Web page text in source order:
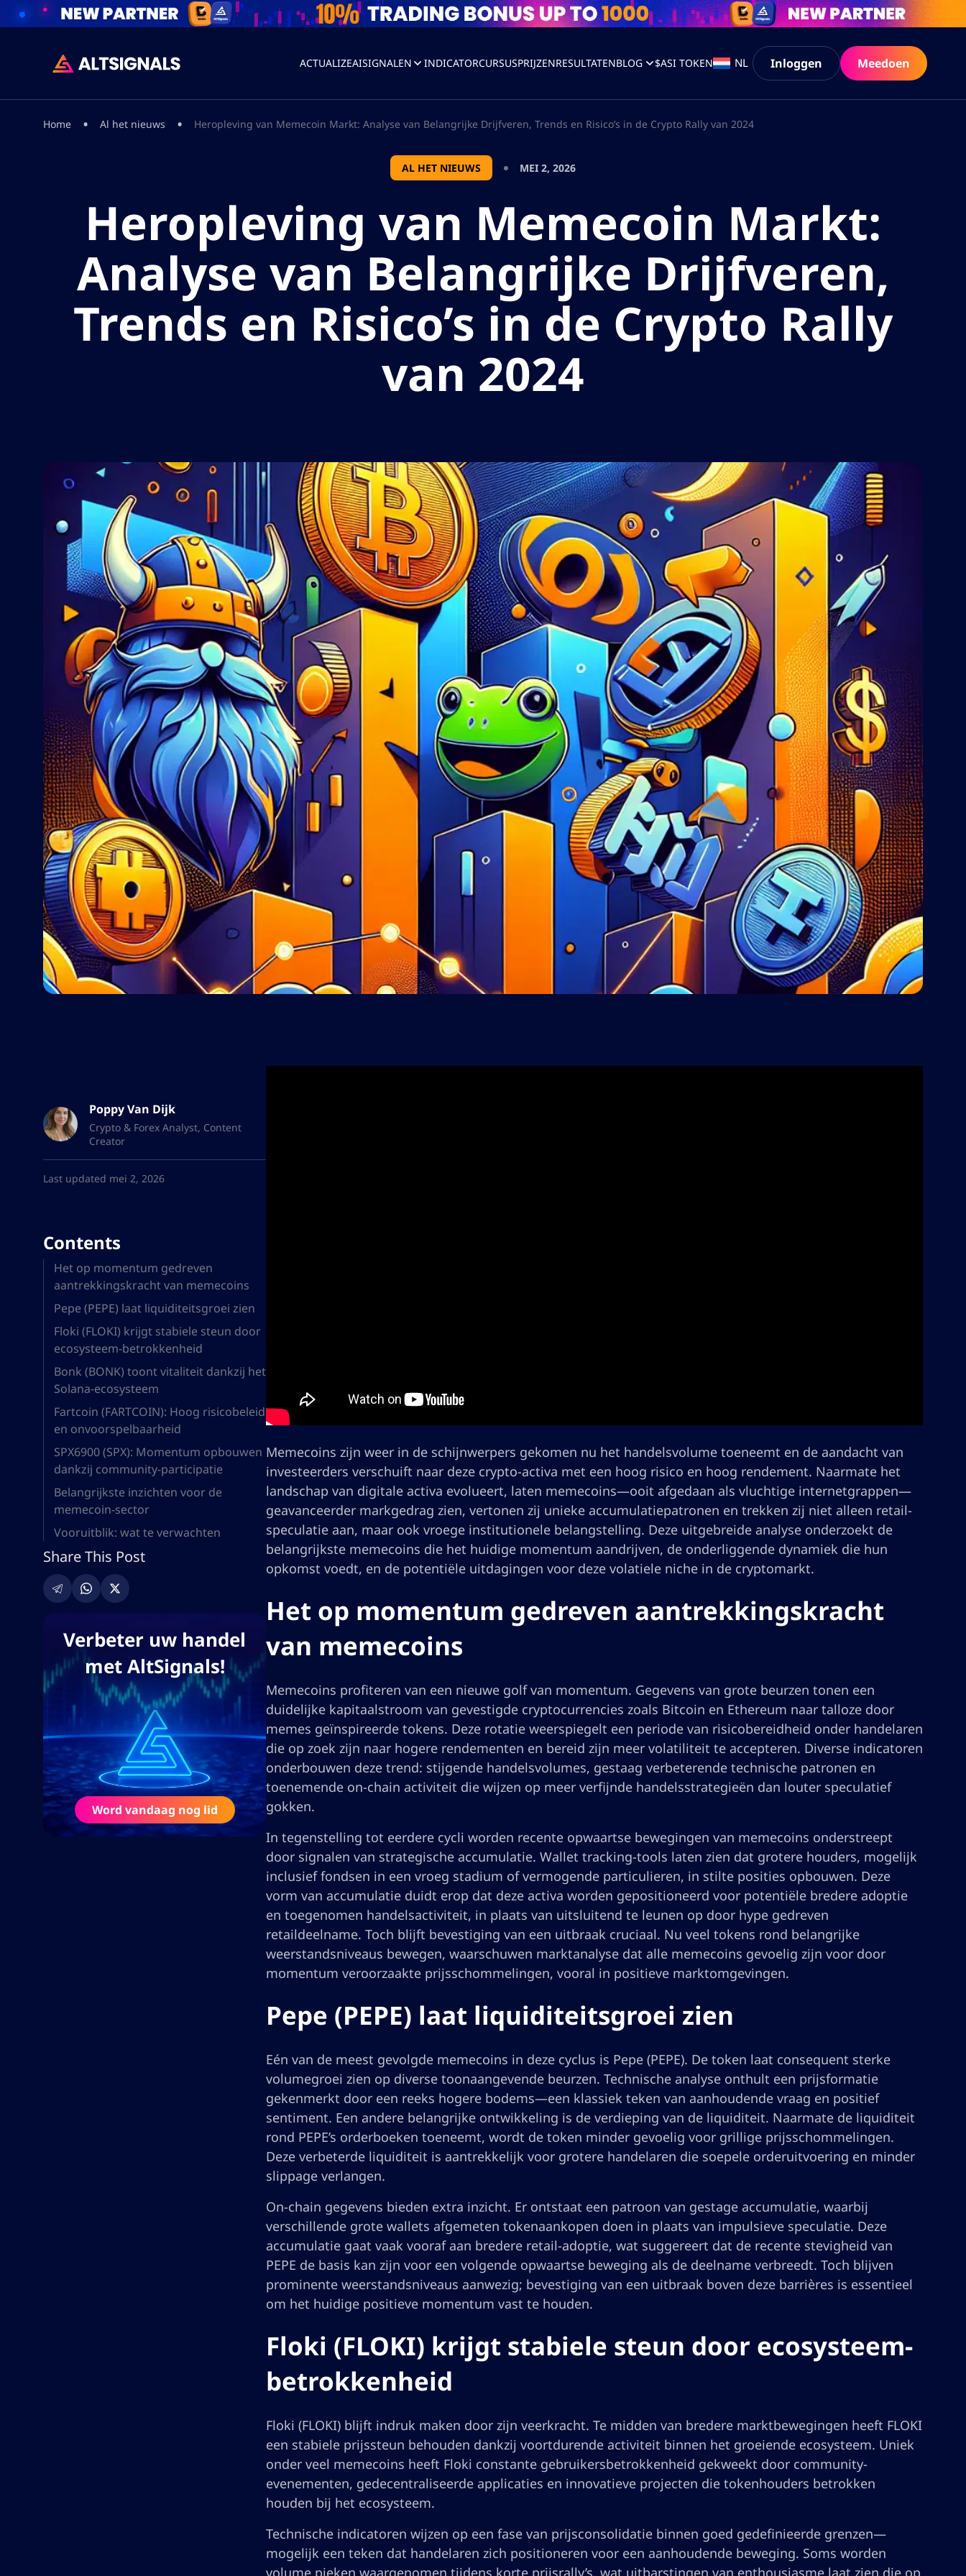
ACTUALIZEAISIGNALEN INDICATORCURSUSPRIJZENRESULTATENBLOG $ASI TOKEN NL Inloggen Meedoen
Home • Al het nieuws • Heropleving van Memecoin Markt: Analyse van Belangrijke Drijfveren, Trends en Risico’s in de Crypto Rally van 2024
AL HET NIEUWS MEI 2, 2026
Heropleving van Memecoin Markt:
Analyse van Belangrijke Drijfveren,
Trends en Risico’s in de Crypto Rally
van 2024
Poppy Van Dijk
Crypto & Forex Analyst, Content
Creator
Last updated mei 2, 2026
Contents
Het op momentum gedreven
aantrekkingskracht van memecoins
Pepe (PEPE) laat liquiditeitsgroei zien
Floki (FLOKI) krijgt stabiele steun door
ecosysteem-betrokkenheid
Bonk (BONK) toont vitaliteit dankzij het
Solana-ecosysteem
Fartcoin (FARTCOIN): Hoog risicobeleid
en onvoorspelbaarheid
SPX6900 (SPX): Momentum opbouwen
dankzij community-participatie
Belangrijkste inzichten voor de
memecoin-sector
Vooruitblik: wat te verwachten
Share This Post
Verbeter uw handel
met AltSignals!
Word vandaag nog lid
Memecoins zijn weer in de schijnwerpers gekomen nu het handelsvolume toeneemt en de aandacht van
investeerders verschuift naar deze crypto-activa met een hoog risico en hoog rendement. Naarmate het
landschap van digitale activa evolueert, laten memecoins—ooit afgedaan als vluchtige internetgrappen—
geavanceerder markgedrag zien, vertonen zij unieke accumulatiepatronen en trekken zij niet alleen retail-
speculatie aan, maar ook vroege institutionele belangstelling. Deze uitgebreide analyse onderzoekt de
belangrijkste memecoins die het huidige momentum aandrijven, de onderliggende dynamiek die hun
opkomst voedt, en de potentiële uitdagingen voor deze volatiele niche in de cryptomarkt.
Het op momentum gedreven aantrekkingskracht
van memecoins
Memecoins profiteren van een nieuwe golf van momentum. Gegevens van grote beurzen tonen een
duidelijke kapitaalstroom van gevestigde cryptocurrencies zoals Bitcoin en Ethereum naar talloze door
memes geïnspireerde tokens. Deze rotatie weerspiegelt een periode van risicobereidheid onder handelaren
die op zoek zijn naar hogere rendementen en bereid zijn meer volatiliteit te accepteren. Diverse indicatoren
onderbouwen deze trend: stijgende handelsvolumes, gestaag verbeterende technische patronen en
toenemende on-chain activiteit die wijzen op meer verfijnde handelsstrategieën dan louter speculatief
gokken.
In tegenstelling tot eerdere cycli worden recente opwaartse bewegingen van memecoins onderstreept
door signalen van strategische accumulatie. Wallet tracking-tools laten zien dat grotere houders, mogelijk
inclusief fondsen in een vroeg stadium of vermogende particulieren, in stilte posities opbouwen. Deze
vorm van accumulatie duidt erop dat deze activa worden gepositioneerd voor potentiële bredere adoptie
en toegenomen handelsactiviteit, in plaats van uitsluitend te leunen op door hype gedreven
retaildeelname. Toch blijft bevestiging van een uitbraak cruciaal. Nu veel tokens rond belangrijke
weerstandsniveaus bewegen, waarschuwen marktanalyse dat alle memecoins gevoelig zijn voor door
momentum veroorzaakte prijsschommelingen, vooral in positieve marktomgevingen.
Pepe (PEPE) laat liquiditeitsgroei zien
Eén van de meest gevolgde memecoins in deze cyclus is Pepe (PEPE). De token laat consequent sterke
volumegroei zien op diverse toonaangevende beurzen. Technische analyse onthult een prijsformatie
gekenmerkt door een reeks hogere bodems—een klassiek teken van aanhoudende vraag en positief
sentiment. Een andere belangrijke ontwikkeling is de verdieping van de liquiditeit. Naarmate de liquiditeit
rond PEPE’s orderboeken toeneemt, wordt de token minder gevoelig voor grillige prijsschommelingen.
Deze verbeterde liquiditeit is aantrekkelijk voor grotere handelaren die soepele orderuitvoering en minder
slippage verlangen.
On-chain gegevens bieden extra inzicht. Er ontstaat een patroon van gestage accumulatie, waarbij
verschillende grote wallets afgemeten tokenaankopen doen in plaats van impulsieve speculatie. Deze
accumulatie gaat vaak vooraf aan bredere retail-adoptie, wat suggereert dat de recente stevigheid van
PEPE de basis kan zijn voor een volgende opwaartse beweging als de deelname verbreedt. Toch blijven
prominente weerstandsniveaus aanwezig; bevestiging van een uitbraak boven deze barrières is essentieel
om het huidige positieve momentum vast te houden.
Floki (FLOKI) krijgt stabiele steun door ecosysteem-
betrokkenheid
Floki (FLOKI) blijft indruk maken door zijn veerkracht. Te midden van bredere marktbewegingen heeft FLOKI
een stabiele prijssteun behouden dankzij voortdurende activiteit binnen het groeiende ecosysteem. Uniek
onder veel memecoins heeft Floki constante gebruikersbetrokkenheid gekweekt door community-
evenementen, gedecentraliseerde applicaties en innovatieve projecten die tokenhouders betrokken
houden bij het ecosysteem.
Technische indicatoren wijzen op een fase van prijsconsolidatie binnen goed gedefinieerde grenzen—
mogelijk een teken dat handelaren zich positioneren voor een aanhoudende beweging. Soms worden
volume pieken waargenomen tijdens korte prijsrally’s, wat uitbarstingen van enthousiasme laat zien die op